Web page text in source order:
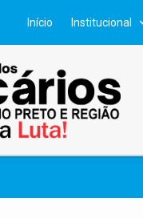
Início Institucional